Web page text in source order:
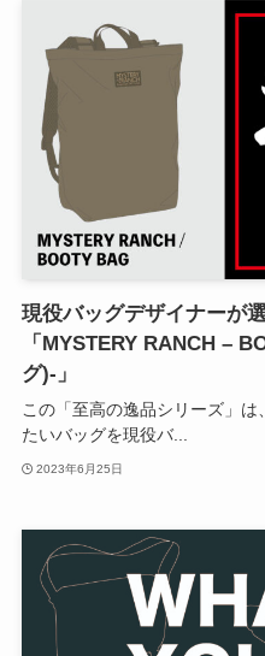
現役バッグデザイナーが
「MYSTERY RANCH –
グ)-」
この「至高の逸品シリーズ」
たいバッグを現役バ...
2023年6月25日